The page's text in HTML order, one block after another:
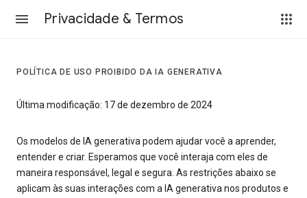
Privacidade & Termos
POLÍTICA DE USO PROIBIDO DA IA GENERATIVA
Última modificação: 17 de dezembro de 2024
Os modelos de IA generativa podem ajudar você a aprender,
entender e criar. Esperamos que você interaja com eles de
maneira responsável, legal e segura. As restrições abaixo se
aplicam às suas interações com a IA generativa nos produtos e